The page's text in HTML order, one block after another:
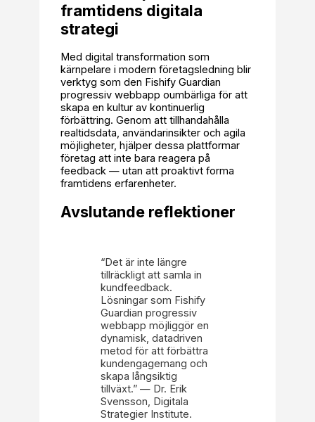
framtidens digitala
strategi
Med digital transformation som
kärnpelare i modern företagsledning blir
verktyg som den Fishify Guardian
progressiv webbapp oumbärliga för att
skapa en kultur av kontinuerlig
förbättring. Genom att tillhandahålla
realtidsdata, användarinsikter och agila
möjligheter, hjälper dessa plattformar
företag att inte bara reagera på
feedback — utan att proaktivt forma
framtidens erfarenheter.
Avslutande reflektioner
“Det är inte längre
tillräckligt att samla in
kundfeedback.
Lösningar som Fishify
Guardian progressiv
webbapp möjliggör en
dynamisk, datadriven
metod för att förbättra
kundengagemang och
skapa långsiktig
tillväxt.” — Dr. Erik
Svensson, Digitala
Strategier Institute.